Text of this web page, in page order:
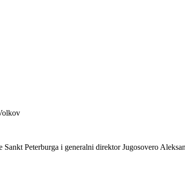
Peterburga i generalni direktor Jugosovero